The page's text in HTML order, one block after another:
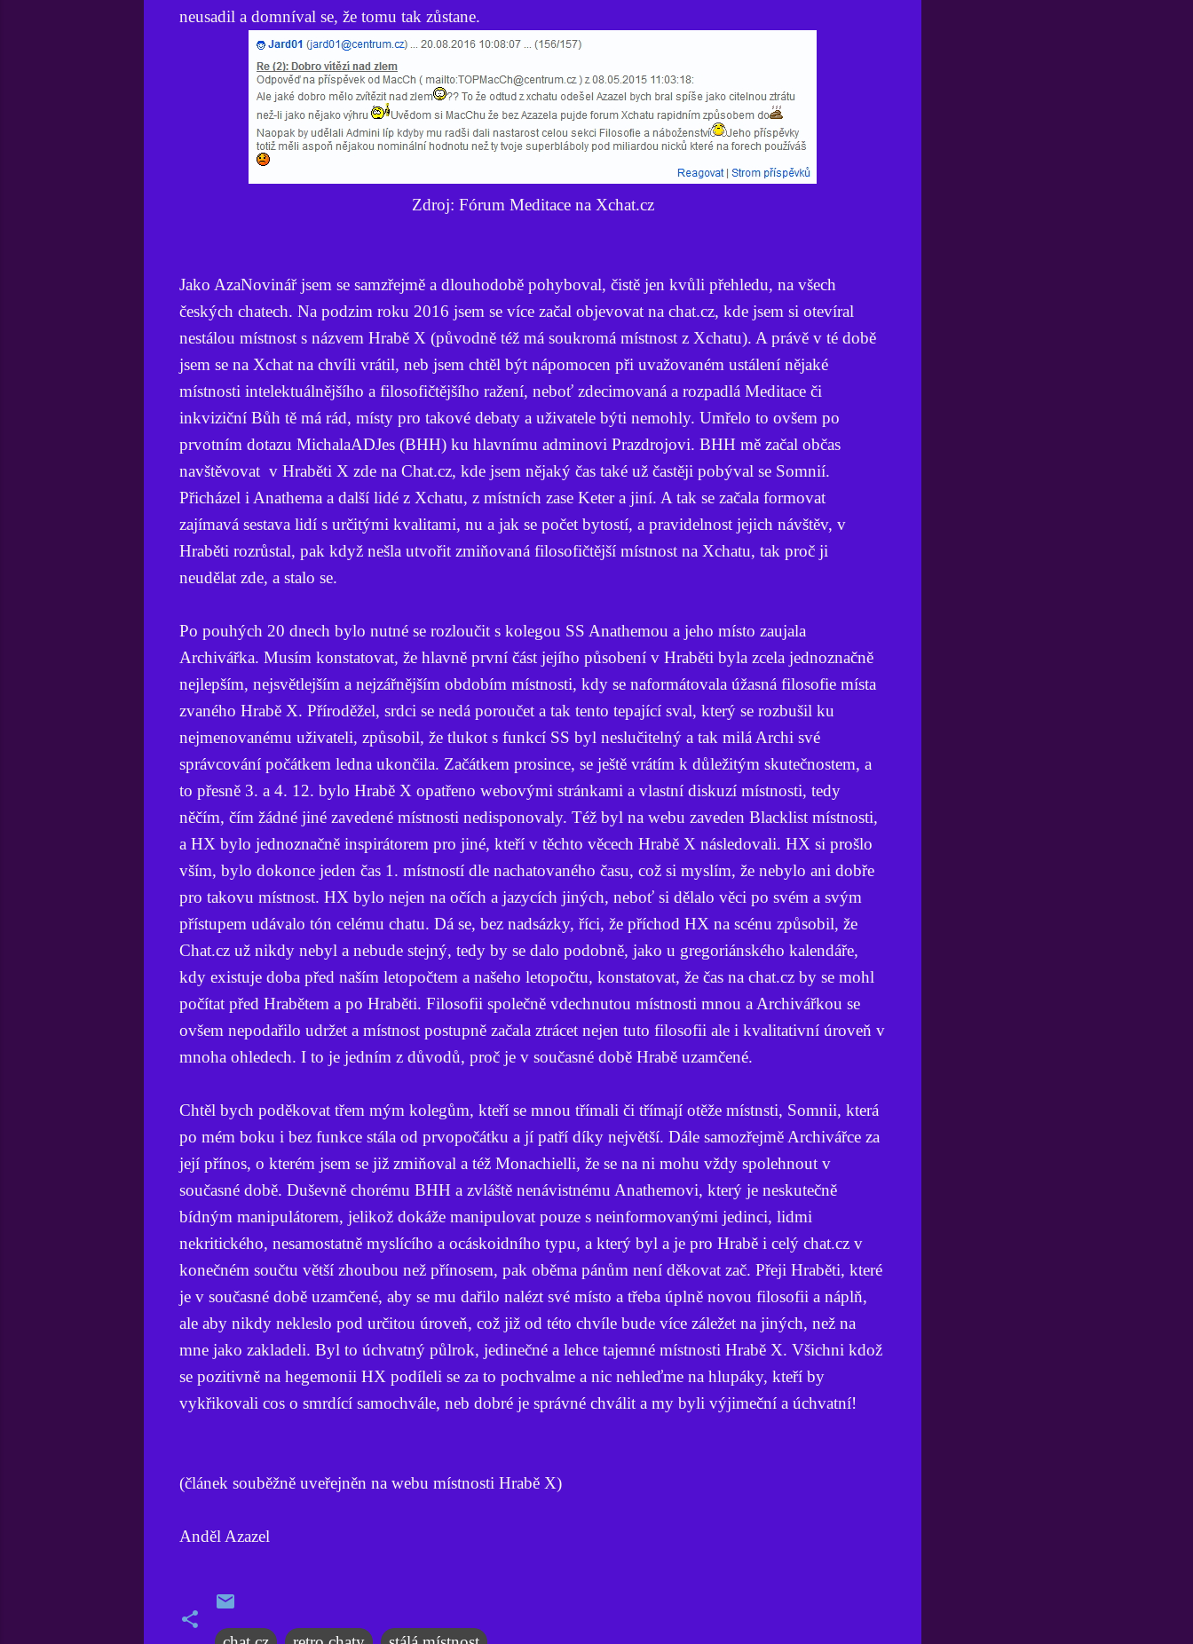
neusadil a domníval se, že tomu tak zůstane.
Zdroj: Fórum Meditace na Xchat.cz
Jako AzaNovinář jsem se samzřejmě a dlouhodobě pohyboval, čistě jen kvůli přehledu, na všech
českých chatech. Na podzim roku 2016 jsem se více začal objevovat na chat.cz, kde jsem si otevíral
nestálou místnost s názvem Hrabě X (původně též má soukromá místnost z Xchatu). A právě v té době
jsem se na Xchat na chvíli vrátil, neb jsem chtěl být nápomocen při uvažovaném ustálení nějaké
místnosti intelektuálnějšího a filosofičtějšího ražení, neboť zdecimovaná a rozpadlá Meditace či
inkviziční Bůh tě má rád, místy pro takové debaty a uživatele býti nemohly. Umřelo to ovšem po
prvotním dotazu MichalaADJes (BHH) ku hlavnímu adminovi Prazdrojovi. BHH mě začal občas
navštěvovat v Hraběti X zde na Chat.cz, kde jsem nějaký čas také už častěji pobýval se Somnií.
Přicházel i Anathema a další lidé z Xchatu, z místních zase Keter a jiní. A tak se začala formovat
zajímavá sestava lidí s určitými kvalitami, nu a jak se počet bytostí, a pravidelnost jejich návštěv, v
Hraběti rozrůstal, pak když nešla utvořit zmiňovaná filosofičtější místnost na Xchatu, tak proč ji
neudělat zde, a stalo se.
Po pouhých 20 dnech bylo nutné se rozloučit s kolegou SS Anathemou a jeho místo zaujala
Archivářka. Musím konstatovat, že hlavně první část jejího působení v Hraběti byla zcela jednoznačně
nejlepším, nejsvětlejším a nejzářnějším obdobím místnosti, kdy se naformátovala úžasná filosofie místa
zvaného Hrabě X. Příroděžel, srdci se nedá poroučet a tak tento tepající sval, který se rozbušil ku
nejmenovanému uživateli, způsobil, že tlukot s funkcí SS byl neslučitelný a tak milá Archi své
správcování počátkem ledna ukončila. Začátkem prosince, se ještě vrátím k důležitým skutečnostem, a
to přesně 3. a 4. 12. bylo Hrabě X opatřeno webovými stránkami a vlastní diskuzí místnosti, tedy
něčím, čím žádné jiné zavedené místnosti nedisponovaly. Též byl na webu zaveden Blacklist místnosti,
a HX bylo jednoznačně inspirátorem pro jiné, kteří v těchto věcech Hrabě X následovali. HX si prošlo
vším, bylo dokonce jeden čas 1. místností dle nachatovaného času, což si myslím, že nebylo ani dobře
pro takovu místnost. HX bylo nejen na očích a jazycích jiných, neboť si dělalo věci po svém a svým
přístupem udávalo tón celému chatu. Dá se, bez nadsázky, říci, že příchod HX na scénu způsobil, že
Chat.cz už nikdy nebyl a nebude stejný, tedy by se dalo podobně, jako u gregoriánského kalendáře,
kdy existuje doba před naším letopočtem a našeho letopočtu, konstatovat, že čas na chat.cz by se mohl
počítat před Hrabětem a po Hraběti. Filosofii společně vdechnutou místnosti mnou a Archivářkou se
ovšem nepodařilo udržet a místnost postupně začala ztrácet nejen tuto filosofii ale i kvalitativní úroveň v
mnoha ohledech. I to je jedním z důvodů, proč je v současné době Hrabě uzamčené.
Chtěl bych poděkovat třem mým kolegům, kteří se mnou třímali či třímají otěže místnsti, Somnii, která
po mém boku i bez funkce stála od prvopočátku a jí patří díky největší. Dále samozřejmě Archivářce za
její přínos, o kterém jsem se již zmiňoval a též Monachielli, že se na ni mohu vždy spolehnout v
současné době. Duševně chorému BHH a zvláště nenávistnému Anathemovi, který je neskutečně
bídným manipulátorem, jelikož dokáže manipulovat pouze s neinformovanými jedinci, lidmi
nekritického, nesamostatně myslícího a ocáskoidního typu, a který byl a je pro Hrabě i celý chat.cz v
konečném součtu větší zhoubou než přínosem, pak oběma pánům není děkovat zač. Přeji Hraběti, které
je v současné době uzamčené, aby se mu dařilo nalézt své místo a třeba úplně novou filosofii a náplň,
ale aby nikdy nekleslo pod určitou úroveň, což již od této chvíle bude více záležet na jiných, než na
mne jako zakladeli. Byl to úchvatný půlrok, jedinečné a lehce tajemné místnosti Hrabě X. Všichni kdož
se pozitivně na hegemonii HX podíleli se za to pochvalme a nic nehleďme na hlupáky, kteří by
vykřikovali cos o smrdící samochvále, neb dobré je správné chválit a my byli výjimeční a úchvatní!
(článek souběžně uveřejněn na webu místnosti Hrabě X)
Anděl Azazel